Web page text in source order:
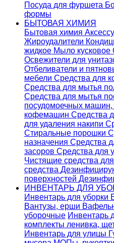
Посуда для фуршета
формы
БЫТОВАЯ ХИМИЯ
Бытовая химия
Жироудалители
жидкое Мыло кусковое
Освежители для
Отбеливатели и
мебели Средства для
Средства для мытья
Средства для мытья
посудомоечных машин,
кофемашин Средства
для удаления накипи
Стиральные порошки
назначения Средства
засоров Средства для
Чистящие средства для
средства
поверхностей
ИНВЕНТАРЬ ДЛЯ
Инвентарь для уборки
Вантузы, ерши
уборочные Инвентарь
комплекты ленивка,
Инвентарь для улицы